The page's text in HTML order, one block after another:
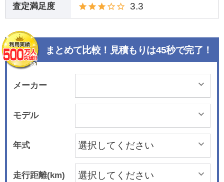
査定満足度 3.3
まとめて比較！見積もりは45秒で完了！
メーカー
モデル
年式
走行距離(km)